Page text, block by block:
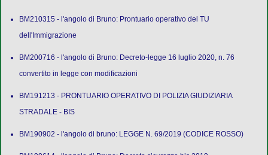
BM210315 - l'angolo di Bruno: Prontuario operativo del TU
dell'Immigrazione
BM200716 - l'angolo di Bruno: Decreto-legge 16 luglio 2020, n. 76
convertito in legge con modificazioni
BM191213 - PRONTUARIO OPERATIVO DI POLIZIA GIUDIZIARIA
STRADALE - BIS
BM190902 - l'angolo di bruno: LEGGE N. 69/2019 (CODICE ROSSO)